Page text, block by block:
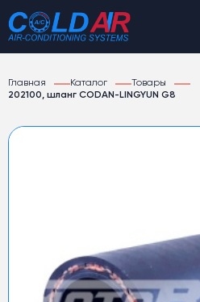
Главная Каталог
Товары
202100, шланг CODAN-LINGYUN G8